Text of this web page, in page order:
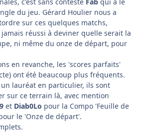
du jeu. Gérard Houlier nous a
sur ces quelques matchs,
réussi à deviner quelle serait la
ni même du onze de départ, pour
en revanche, les 'scores parfaits'
ont été beaucoup plus fréquents.
lauréat en particulier, ils sont
sur ce terrain là, avec mention
et Diab0Lo pour la Compo 'Feuille de
le 'Onze de départ'.